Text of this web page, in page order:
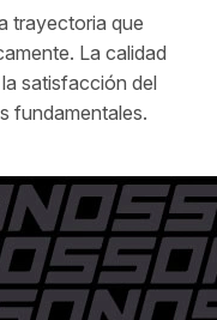
trayectoria que
La calidad
satisfacción del
fundamentales.